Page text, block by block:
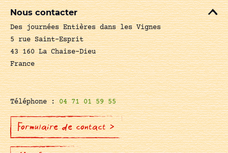
Nous contacter
Des journées Entières dans les Vignes
5 rue Saint-Esprit
43 160 La Chaise-Dieu
France
Téléphone :04 71 01 59 55
Formulaire de contact >